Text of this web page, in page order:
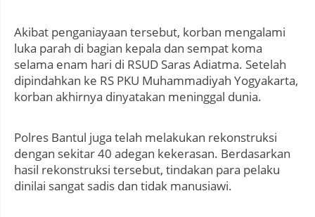
Akibat penganiayaan tersebut, korban mengalami
luka parah di bagian kepala dan sempat koma
selama enam hari di RSUD Saras Adiatma. Setelah
dipindahkan ke RS PKU Muhammadiyah Yogyakarta,
korban akhirnya dinyatakan meninggal dunia.
Polres Bantul juga telah melakukan rekonstruksi
dengan sekitar 40 adegan kekerasan. Berdasarkan
hasil rekonstruksi tersebut, tindakan para pelaku
dinilai sangat sadis dan tidak manusiawi.